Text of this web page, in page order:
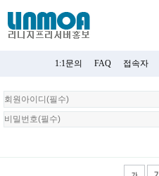
1:1문의 FAQ 접속자
회
원
로